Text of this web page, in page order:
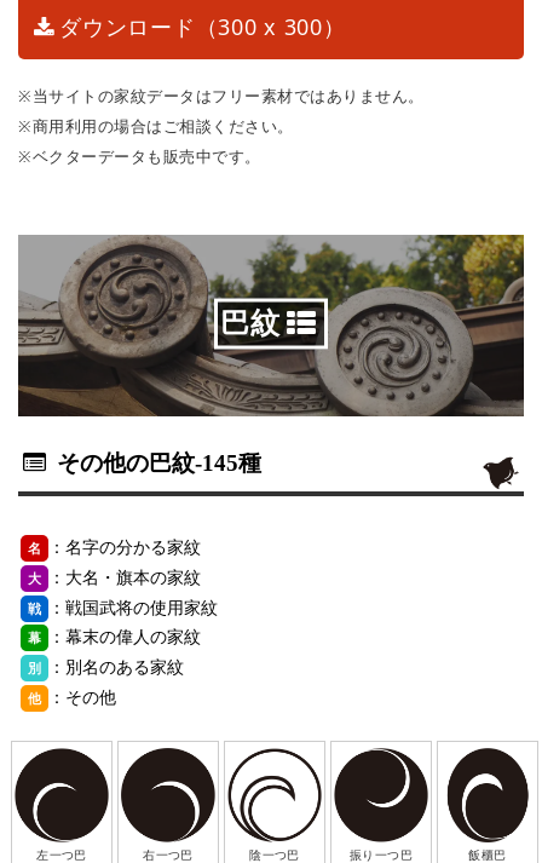
ダウンロード（300 x 300）
※当サイトの家紋データはフリー素材ではありません。
※商用利用の場合はご相談ください。
※ベクターデータも販売中です。
巴紋
その他の巴紋-145種
名 ：名字の分かる家紋
大 ：大名・旗本の家紋
戦 ：戦国武将の使用家紋
幕 ：幕末の偉人の家紋
別 ：別名のある家紋
他 ：その他
左一つ巴 右一つ巴 陰一つ巴 振り一つ巴 飯櫃巴